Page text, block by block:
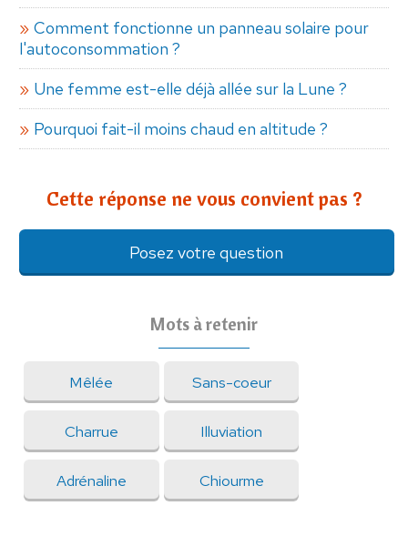
Comment fonctionne un panneau solaire pour
l'autoconsommation ?
Une femme est-elle déjà allée sur la Lune ?
Pourquoi fait-il moins chaud en altitude ?
Cette réponse ne vous convient pas ?
Posez votre question
Mots à retenir
Mêlée Sans-coeur
Charrue Illuviation
Adrénaline Chiourme